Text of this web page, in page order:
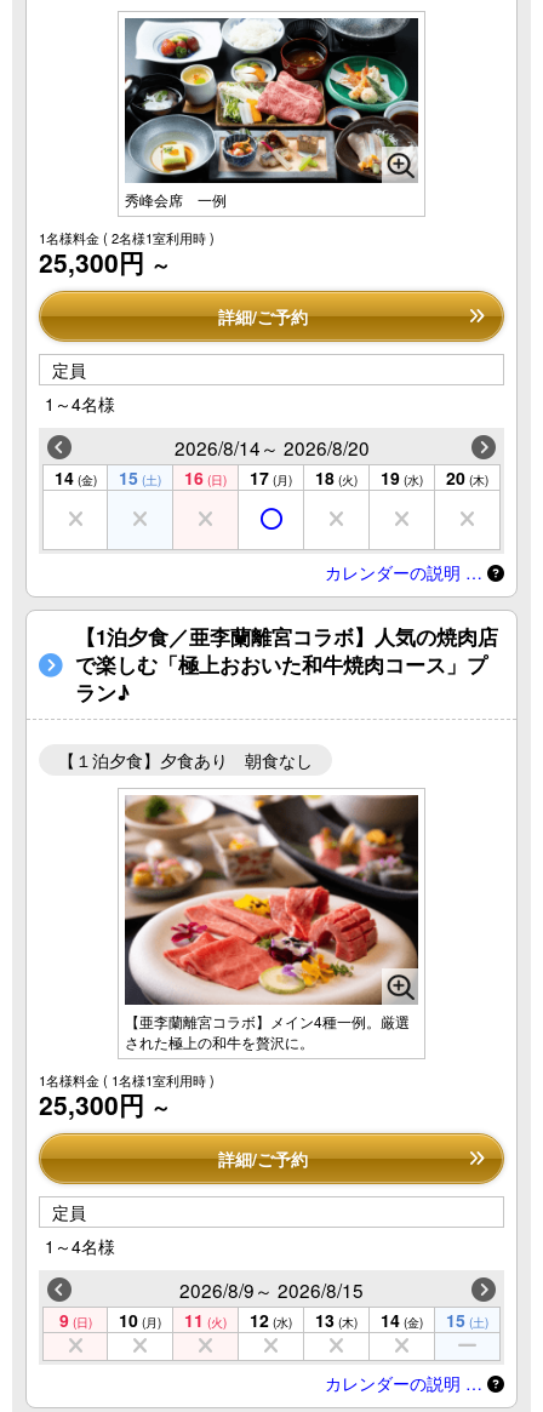
秀峰会席 一例
1名様料金( 2名様1室利用時 )
25,300円 ～
詳細/ご予約
定員
1～4名様
2026/8/14～ 2026/8/20
14 (金) 15 (土) 16 (日) 17 (月) 18 (火) 19 (水) 20 (木)
カレンダーの説明 …
【1泊夕食／亜李蘭離宮コラボ】人気の焼肉店
で楽しむ「極上おおいた和牛焼肉コース」プ
ラン♪
【１泊夕食】夕食あり 朝食なし
【亜李蘭離宮コラボ】メイン4種一例。厳選
された極上の和牛を贅沢に。
1名様料金( 1名様1室利用時 )
25,300円 ～
詳細/ご予約
定員
1～4名様
2026/8/9～ 2026/8/15
9 (日) 10 (月) 11 (火) 12 (水) 13 (木) 14 (金) 15 (土)
カレンダーの説明 …